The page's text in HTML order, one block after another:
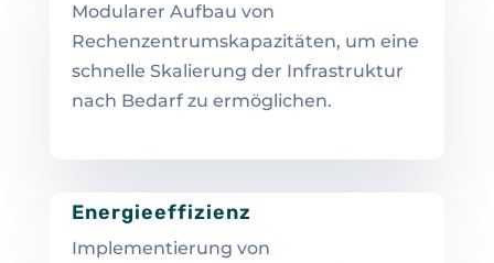
Modularer Aufbau von
Rechenzentrumskapazitäten, um eine
schnelle Skalierung der Infrastruktur
nach Bedarf zu ermöglichen.
Energieeffizienz
Implementierung von